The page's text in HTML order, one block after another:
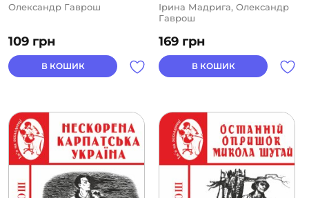
109 грн
Олександр Гаврош
В КОШИК
169 грн
Ірина Мадрига, Олександр
Гаврош
В КОШИК